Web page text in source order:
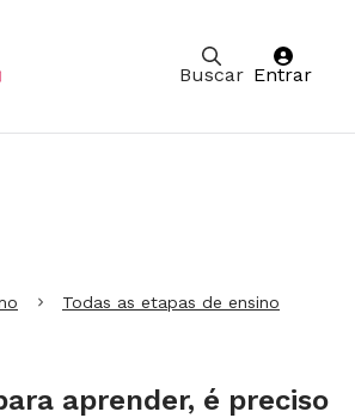
Buscar Entrar
Todas as etapas de ensino
aprender, é preciso